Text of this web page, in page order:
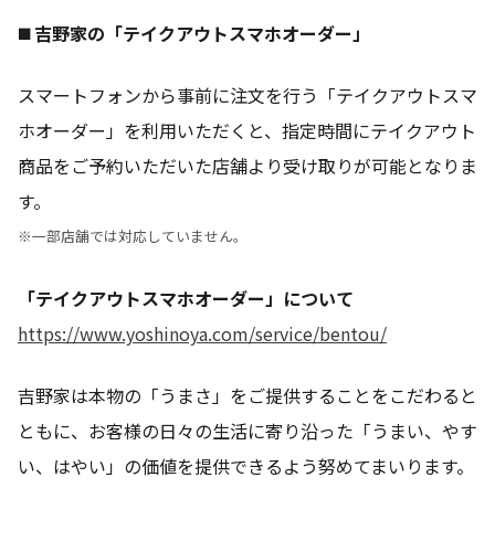
◼️ 吉野家の「テイクアウトスマホオーダー」
スマートフォンから事前に注文を行う「テイクアウトスマ
ホオーダー」を利用いただくと、指定時間にテイクアウト
商品をご予約いただいた店舗より受け取りが可能となりま
す。
※一部店舗では対応していません。
「テイクアウトスマホオーダー」について
https://www.yoshinoya.com/service/bentou/
吉野家は本物の「うまさ」をご提供することをこだわると
ともに、お客様の日々の生活に寄り沿った「うまい、やす
い、はやい」の価値を提供できるよう努めてまいります。